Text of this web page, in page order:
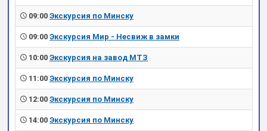
09:00 Экскурсия по Минску
09:00 Экскурсия Мир - Несвиж в замки
10:00 Экскурсия на завод МТЗ
11:00 Экскурсия по Минску
12:00 Экскурсия по Минску
14:00 Экскурсия по Минску